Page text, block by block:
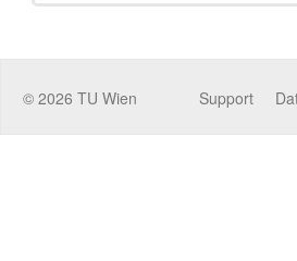
© 2026 TU Wien
Support